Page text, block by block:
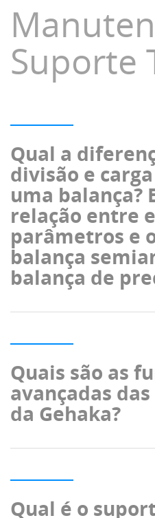
Suporte
Qual a
divisão e
uma balança?
relação entre
parâmetros e
balança
balança de
Quais são as
avançadas
da Gehaka?
Qual é o